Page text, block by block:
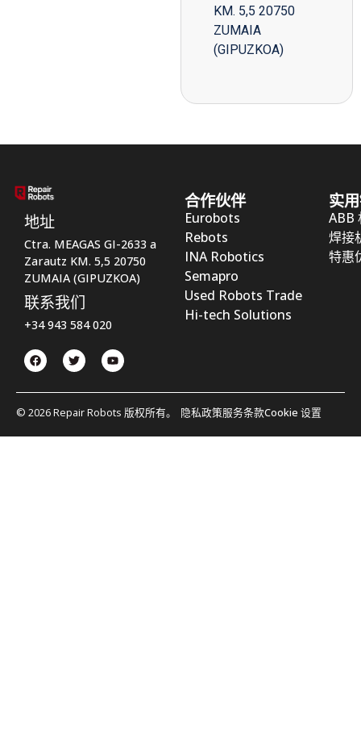
KM. 5,5 20750
ZUMAIA
(GIPUZKOA)
地址
Ctra. MEAGAS GI-2633 a
Zarautz KM. 5,5 20750
ZUMAIA (GIPUZKOA)
联系我们
+34 943 584 020
合作伙伴
Eurobots
Rebots
INA Robotics
Semapro
Used Robots Trade
Hi-tech Solutions
实
ABB
焊接
特惠
© 2026 Repair Robots 版权所有。 隐私政策服务条款Cookie 设置